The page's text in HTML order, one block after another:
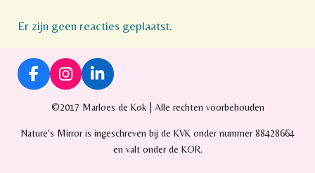
Er zijn geen reacties geplaatst.
F
a
b
I
n
s
a
L
i
n
e
©2017 Marloes de Kok | Alle rechten voorbehouden
Nature's Mirror is ingeschreven bij de KVK onder nummer 88428664
en valt onder de KOR.